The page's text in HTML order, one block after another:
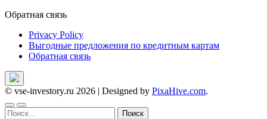
Обратная связь
Privacy Policy
Выгодные предложения по кредитным картам
Обратная связь
© vse-investory.ru 2026 | Designed by PixaHive.com.
Найти: